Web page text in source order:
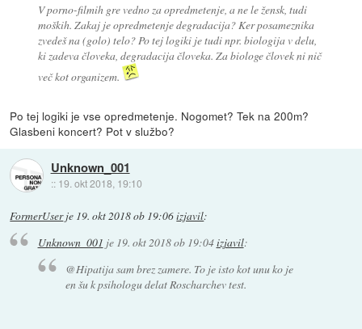
V porno-filmih gre vedno za opredmetenje, a ne le žensk, tudi
moških. Zakaj je opredmetenje degradacija? Ker posameznika
zvedeš na (golo) telo? Po tej logiki je tudi npr. biologija v delu,
ki zadeva človeka, degradacija človeka. Za biologe človek ni nič
več kot organizem.
Po tej logiki je vse opredmetenje. Nogomet? Tek na 200m?
Glasbeni koncert? Pot v službo?
Unknown_001
:: 19. okt 2018, 19:10
FormerUserje 19. okt 2018 ob 19:06izjavil:
Unknown_001 je 19. okt 2018 ob 19:04izjavil:
@Hipatija sam brez zamere. To je isto kot unu ko je
en šu k psihologu delat Roscharchev test.